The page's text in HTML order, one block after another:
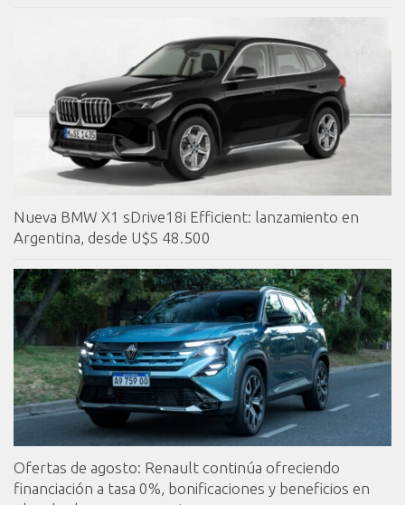
Nueva BMW X1 sDrive18i Efficient: lanzamiento en
Argentina, desde U$S 48.500
Ofertas de agosto: Renault continúa ofreciendo
financiación a tasa 0%, bonificaciones y beneficios en